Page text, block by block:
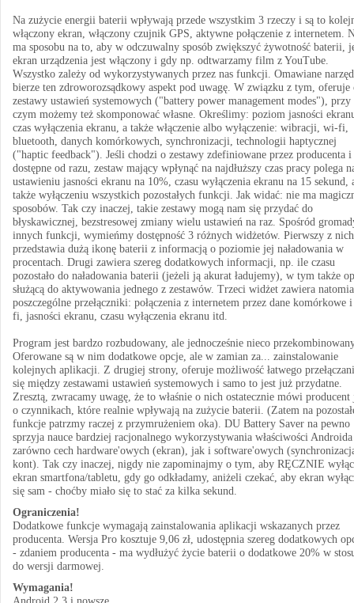
Na zużycie energii baterii wpływają przede wszystkim 3 rzeczy i są to
włączony ekran, włączony czujnik GPS, aktywne połączenie z internetem.
ma sposobu na to, aby w odczuwalny sposób zwiększyć żywotność baterii,
ekran urządzenia jest włączony i gdy np. odtwarzamy film z YouTube.
Wszystko zależy od wykorzystywanych przez nas funkcji. Omawiane
bierze ten zdroworozsądkowy aspekt pod uwagę. W związku z tym, oferuje
zestawy ustawień systemowych ("battery power management modes"), przy
czym możemy też skomponować własne. Określimy: poziom jasności
czas wyłączenia ekranu, a także włączenie albo wyłączenie: wibracji, wi-fi,
bluetooth, danych komórkowych, synchronizacji, technologii haptycznej
("haptic feedback"). Jeśli chodzi o zestawy zdefiniowane przez producenta i
dostępne od razu, zestaw mający wpłynąć na najdłuższy czas pracy polega
ustawieniu jasności ekranu na 10%, czasu wyłączenia ekranu na 15 sekund,
także wyłączeniu wszystkich pozostałych funkcji. Jak widać: nie ma
sposobów. Tak czy inaczej, takie zestawy mogą nam się przydać do
błyskawicznej, bezstresowej zmiany wielu ustawień na raz. Spośród
innych funkcji, wymieńmy dostępność 3 różnych widżetów. Pierwszy z nich
przedstawia dużą ikonę baterii z informacją o poziomie jej naładowania w
procentach. Drugi zawiera szereg dodatkowych informacji, np. ile czasu
pozostało do naładowania baterii (jeżeli ją akurat ładujemy), w tym także
służącą do aktywowania jednego z zestawów. Trzeci widżet zawiera
poszczególne przełączniki: połączenia z internetem przez dane komórkowe
fi, jasności ekranu, czasu wyłączenia ekranu itd.
Program jest bardzo rozbudowany, ale jednocześnie nieco
Oferowane są w nim dodatkowe opcje, ale w zamian za... zainstalowanie
kolejnych aplikacji. Z drugiej strony, oferuje możliwość łatwego
się między zestawami ustawień systemowych i samo to jest już przydatne.
Zresztą, zwracamy uwagę, że to właśnie o nich ostatecznie mówi producent
o czynnikach, które realnie wpływają na zużycie baterii. (Zatem na
funkcje patrzmy raczej z przymrużeniem oka). DU Battery Saver na pewno
sprzyja nauce bardziej racjonalnego wykorzystywania właściwości
zarówno cech hardware'owych (ekran), jak i software'owych
kont). Tak czy inaczej, nigdy nie zapominajmy o tym, aby RĘCZNIE
ekran smartfona/tabletu, gdy go odkładamy, aniżeli czekać, aby ekran
się sam - choćby miało się to stać za kilka sekund.
Ograniczenia!
Dodatkowe funkcje wymagają zainstalowania aplikacji wskazanych przez
producenta. Wersja Pro kosztuje 9,06 zł, udostępnia szereg dodatkowych
- zdaniem producenta - ma wydłużyć życie baterii o dodatkowe 20% w
do wersji darmowej.
Wymagania!